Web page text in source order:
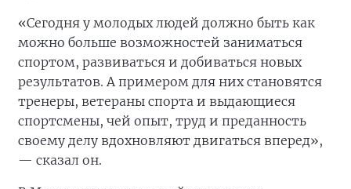
«Сегодня у молодых людей должно быть как
можно больше возможностей заниматься
спортом, развиваться и добиваться новых
результатов. А примером для них становятся
тренеры, ветераны спорта и выдающиеся
спортсмены, чей опыт, труд и преданность
своему делу вдохновляют двигаться вперед»,
— сказал он.